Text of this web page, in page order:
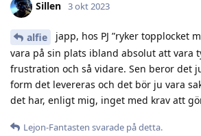
Sillen 3 okt 2023
alfie
japp, hos PJ ”ryker topplocket
vara på sin plats ibland absolut att vara
frustration och så vidare. Sen beror det
form det levereras och det bör ju vara
det har, enligt mig, inget med krav att
Lejon-Fantasten svarade på detta.